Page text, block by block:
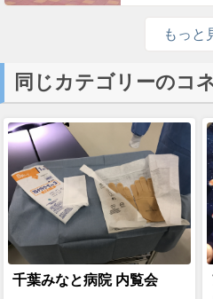
もっと
同じカテゴリーのコ
千葉みなと病院 内覧会